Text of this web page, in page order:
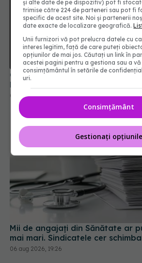
Colebil și Panzcebil, blocate la
România. Anunțul făcut de
04 aug 2026, 19:47
Mii de angajați din Sănătate ar
mai mari. Sindicatele cer
06 aug 2026, 19:26
și alte date de pe dispozitiv) pot fi
trimise către 224 de parteneri sau pot fi
specific de acest site. Noi și partenerii
date exacte de localizare geografică.
Unii furnizori vă pot prelucra datele cu
interes legitim, față de care puteți
opțiunilor de mai jos. Căutați un link în
acestei pagini pentru a gestiona sau a
consimțământul în setările de
uri.
Consimțământ
Gestionați opțiunile